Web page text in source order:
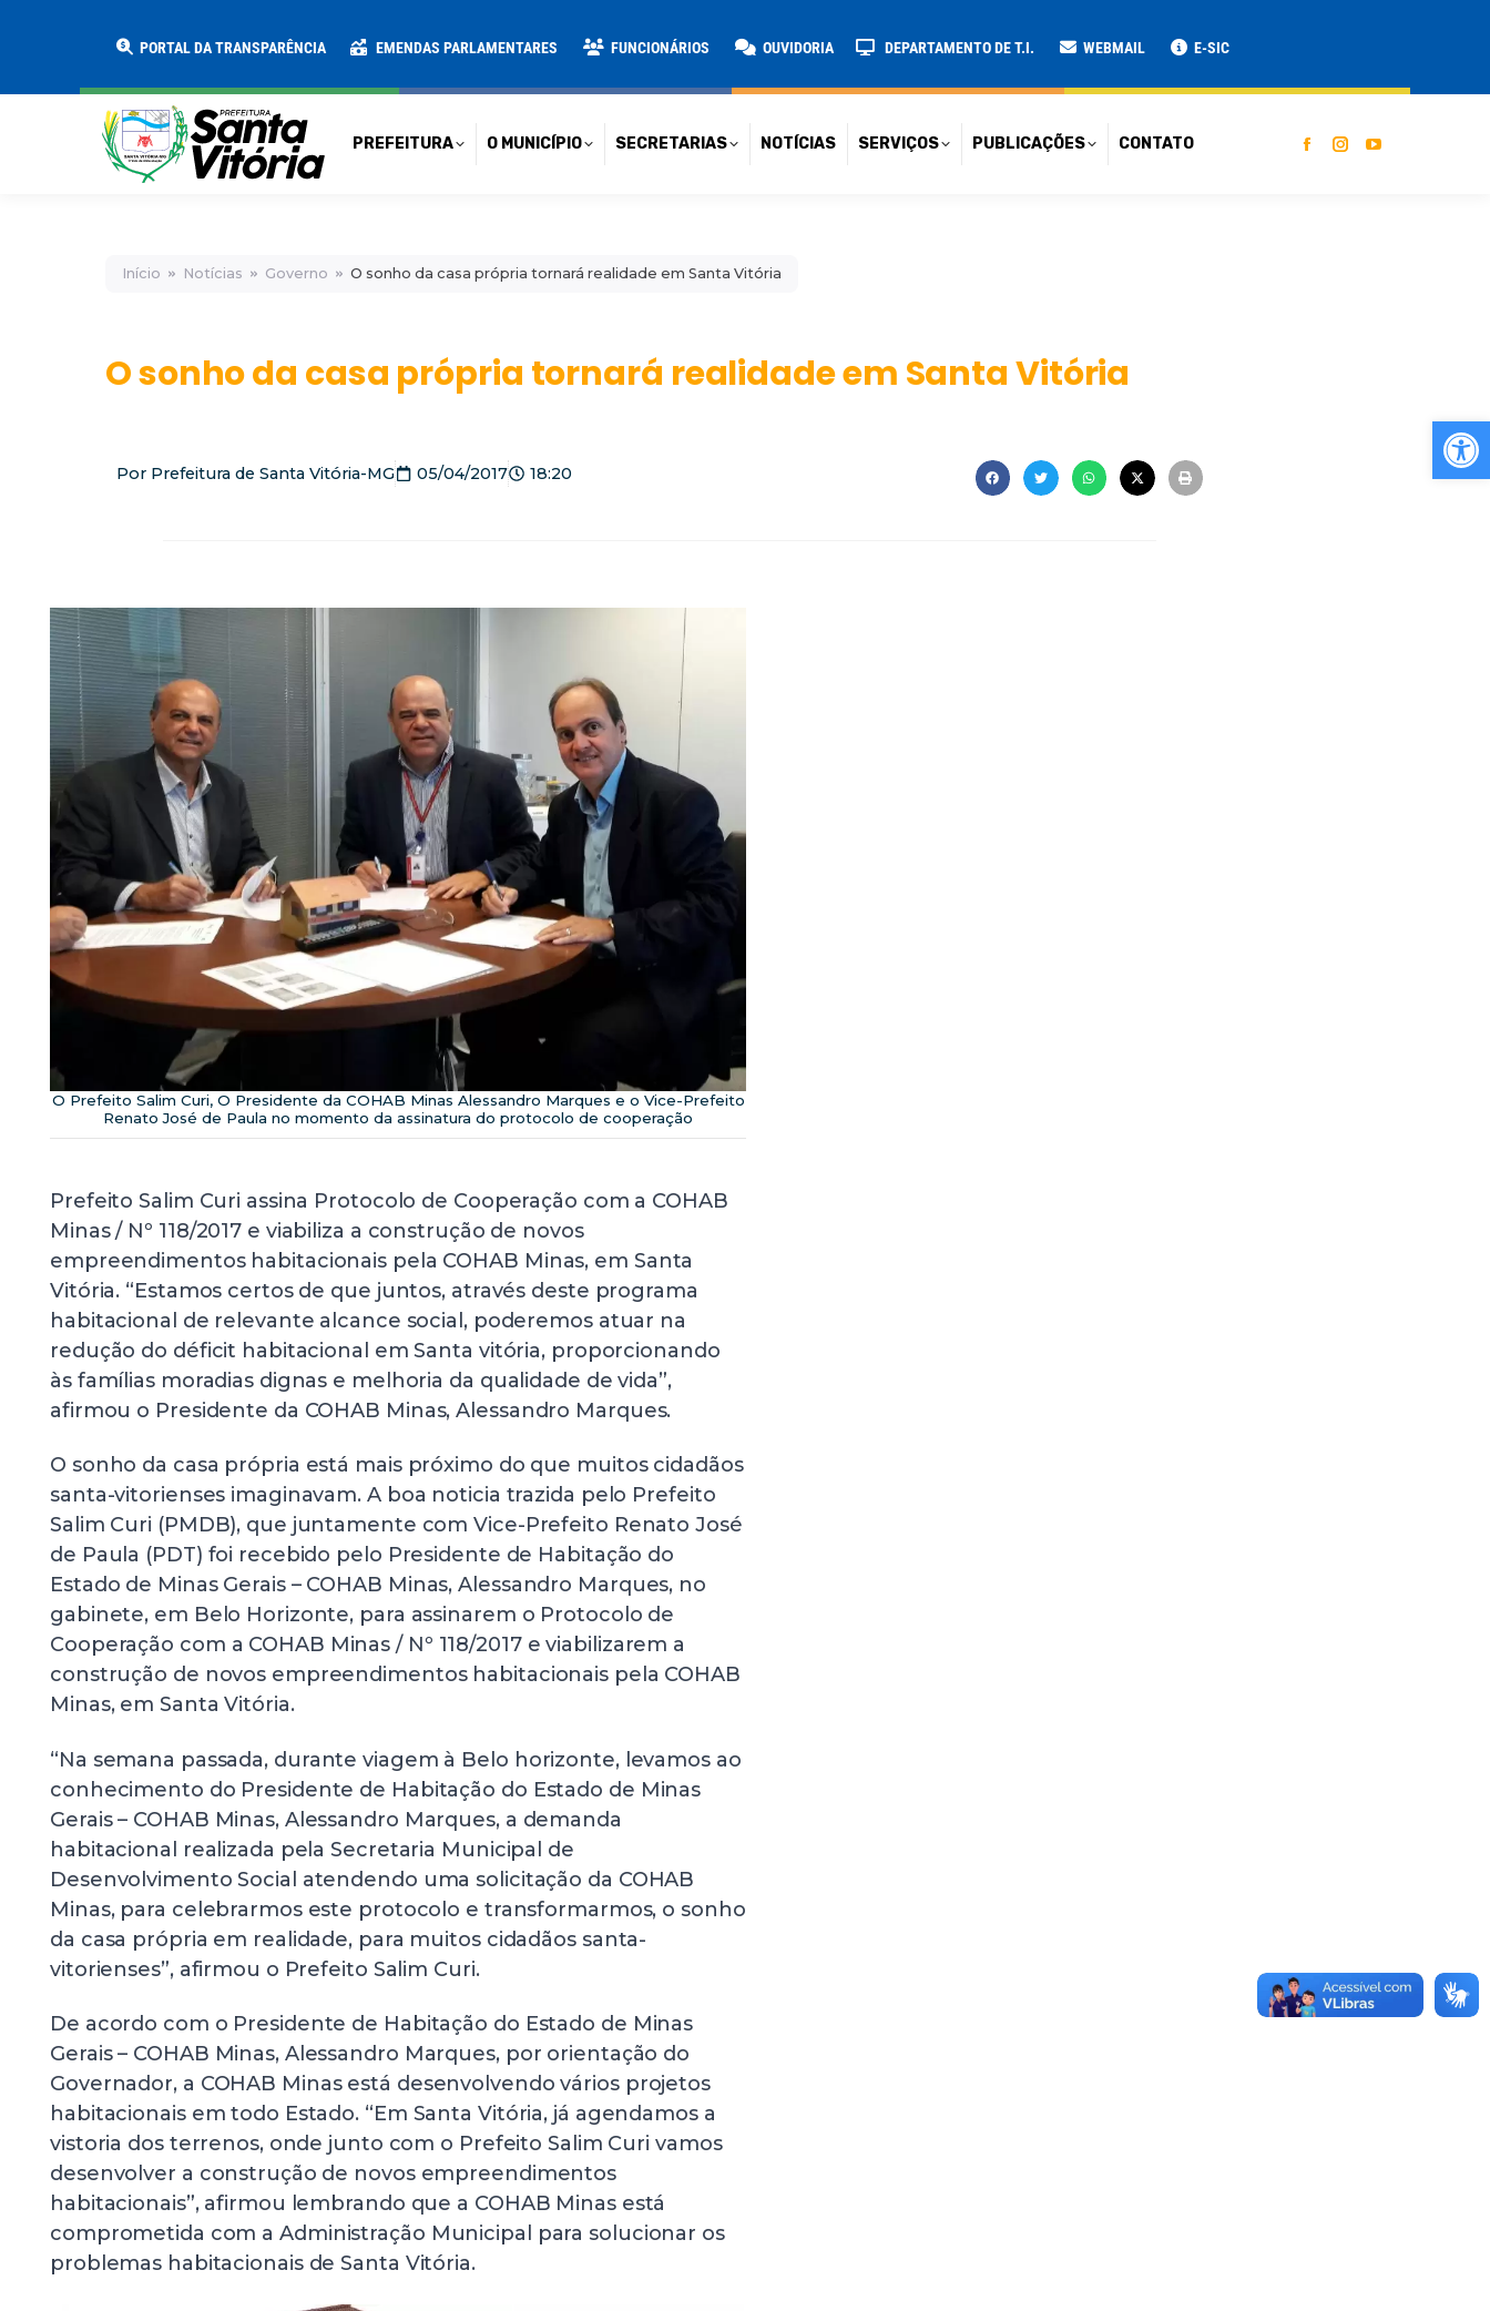
PORTAL DA TRANSPARÊNCIA EMENDAS PARLAMENTARES FUNCIONÁRIOS OUVIDORIA DEPARTAMENTO DE T.I. WEBMAIL E-SIC
PREFEITURA O MUNICÍPIO SECRETARIAS NOTÍCIAS SERVIÇOS PUBLICAÇÕES CONTATO
Início Notícias Governo O sonho da casa própria tornará realidade em Santa Vitória
O sonho da casa própria tornará realidade em Santa Vitória
Por Prefeitura de Santa Vitória-MG 05/04/2017 18:20
O Prefeito Salim Curi, O Presidente da COHAB Minas Alessandro Marques e o Vice-Prefeito
Renato José de Paula no momento da assinatura do protocolo de cooperação
Prefeito Salim Curi assina Protocolo de Cooperação com a COHAB
Minas / Nº 118/2017 e viabiliza a construção de novos
empreendimentos habitacionais pela COHAB Minas, em Santa
Vitória. “Estamos certos de que juntos, através deste programa
habitacional de relevante alcance social, poderemos atuar na
redução do déficit habitacional em Santa vitória, proporcionando
às famílias moradias dignas e melhoria da qualidade de vida”,
afirmou o Presidente da COHAB Minas, Alessandro Marques.
O sonho da casa própria está mais próximo do que muitos cidadãos
santa-vitorienses imaginavam. A boa noticia trazida pelo Prefeito
Salim Curi (PMDB), que juntamente com Vice-Prefeito Renato José
de Paula (PDT) foi recebido pelo Presidente de Habitação do
Estado de Minas Gerais – COHAB Minas, Alessandro Marques, no
gabinete, em Belo Horizonte, para assinarem o Protocolo de
Cooperação com a COHAB Minas / Nº 118/2017 e viabilizarem a
construção de novos empreendimentos habitacionais pela COHAB
Minas, em Santa Vitória.
“Na semana passada, durante viagem à Belo horizonte, levamos ao
conhecimento do Presidente de Habitação do Estado de Minas
Gerais – COHAB Minas, Alessandro Marques, a demanda
habitacional realizada pela Secretaria Municipal de
Desenvolvimento Social atendendo uma solicitação da COHAB
Minas, para celebrarmos este protocolo e transformarmos, o sonho
da casa própria em realidade, para muitos cidadãos santa-
vitorienses”, afirmou o Prefeito Salim Curi.
De acordo com o Presidente de Habitação do Estado de Minas
Gerais – COHAB Minas, Alessandro Marques, por orientação do
Governador, a COHAB Minas está desenvolvendo vários projetos
habitacionais em todo Estado. “Em Santa Vitória, já agendamos a
vistoria dos terrenos, onde junto com o Prefeito Salim Curi vamos
desenvolver a construção de novos empreendimentos
habitacionais”, afirmou lembrando que a COHAB Minas está
comprometida com a Administração Municipal para solucionar os
problemas habitacionais de Santa Vitória.